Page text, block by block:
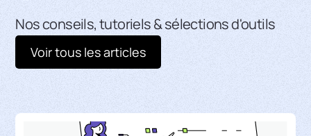
Nos conseils, tutoriels & sélections d'outils
Voir tous les articles